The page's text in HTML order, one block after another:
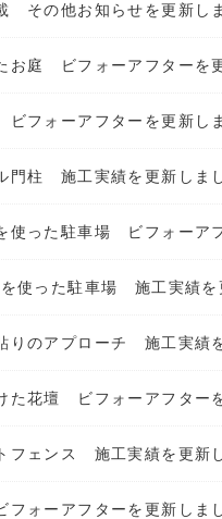
その他お知らせを更新し
お庭 ビフォーアフターを
フォーアフターを更新し
門柱 施工実績を更新しま
使った駐車場 ビフォーア
使った駐車場 施工実績を
りのアプローチ 施工実績
た花壇 ビフォーアフター
フェンス 施工実績を更新
ォーアフターを更新しま